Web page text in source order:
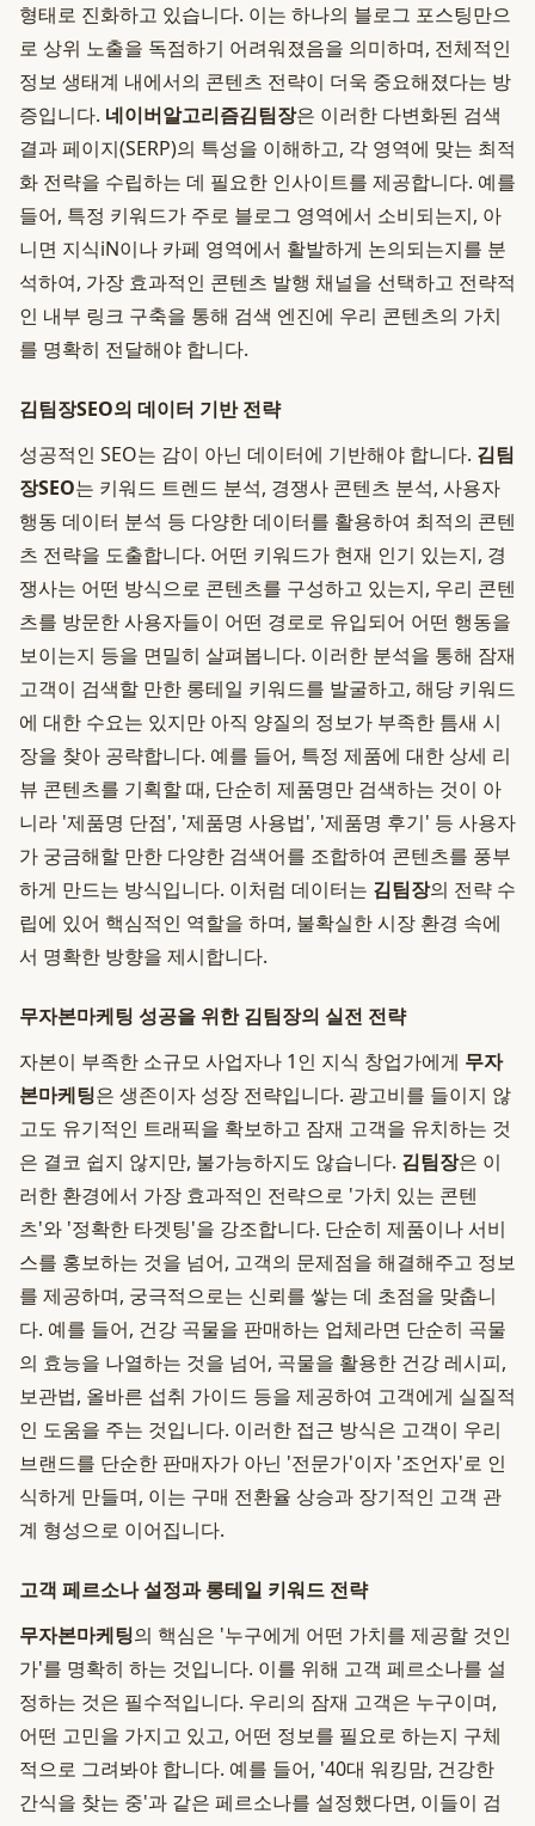
형태로 진화하고 있습니다. 이는 하나의 블로그 포스팅만으
로 상위 노출을 독점하기 어려워졌음을 의미하며, 전체적인
정보 생태계 내에서의 콘텐츠 전략이 더욱 중요해졌다는 방
증입니다. 네이버알고리즘김팀장은 이러한 다변화된 검색
결과 페이지(SERP)의 특성을 이해하고, 각 영역에 맞는 최적
화 전략을 수립하는 데 필요한 인사이트를 제공합니다. 예를
들어, 특정 키워드가 주로 블로그 영역에서 소비되는지, 아
니면 지식iN이나 카페 영역에서 활발하게 논의되는지를 분
석하여, 가장 효과적인 콘텐츠 발행 채널을 선택하고 전략적
인 내부 링크 구축을 통해 검색 엔진에 우리 콘텐츠의 가치
를 명확히 전달해야 합니다.
김팀장SEO의 데이터 기반 전략
성공적인 SEO는 감이 아닌 데이터에 기반해야 합니다. 김팀
장SEO는 키워드 트렌드 분석, 경쟁사 콘텐츠 분석, 사용자
행동 데이터 분석 등 다양한 데이터를 활용하여 최적의 콘텐
츠 전략을 도출합니다. 어떤 키워드가 현재 인기 있는지, 경
쟁사는 어떤 방식으로 콘텐츠를 구성하고 있는지, 우리 콘텐
츠를 방문한 사용자들이 어떤 경로로 유입되어 어떤 행동을
보이는지 등을 면밀히 살펴봅니다. 이러한 분석을 통해 잠재
고객이 검색할 만한 롱테일 키워드를 발굴하고, 해당 키워드
에 대한 수요는 있지만 아직 양질의 정보가 부족한 틈새 시
장을 찾아 공략합니다. 예를 들어, 특정 제품에 대한 상세 리
뷰 콘텐츠를 기획할 때, 단순히 제품명만 검색하는 것이 아
니라 '제품명 단점', '제품명 사용법', '제품명 후기' 등 사용자
가 궁금해할 만한 다양한 검색어를 조합하여 콘텐츠를 풍부
하게 만드는 방식입니다. 이처럼 데이터는 김팀장의 전략 수
립에 있어 핵심적인 역할을 하며, 불확실한 시장 환경 속에
서 명확한 방향을 제시합니다.
무자본마케팅 성공을 위한 김팀장의 실전 전략
자본이 부족한 소규모 사업자나 1인 지식 창업가에게 무자
본마케팅은 생존이자 성장 전략입니다. 광고비를 들이지 않
고도 유기적인 트래픽을 확보하고 잠재 고객을 유치하는 것
은 결코 쉽지 않지만, 불가능하지도 않습니다. 김팀장은 이
러한 환경에서 가장 효과적인 전략으로 '가치 있는 콘텐
츠'와 '정확한 타겟팅'을 강조합니다. 단순히 제품이나 서비
스를 홍보하는 것을 넘어, 고객의 문제점을 해결해주고 정보
를 제공하며, 궁극적으로는 신뢰를 쌓는 데 초점을 맞춥니
다. 예를 들어, 건강 곡물을 판매하는 업체라면 단순히 곡물
의 효능을 나열하는 것을 넘어, 곡물을 활용한 건강 레시피,
보관법, 올바른 섭취 가이드 등을 제공하여 고객에게 실질적
인 도움을 주는 것입니다. 이러한 접근 방식은 고객이 우리
브랜드를 단순한 판매자가 아닌 '전문가'이자 '조언자'로 인
식하게 만들며, 이는 구매 전환율 상승과 장기적인 고객 관
계 형성으로 이어집니다.
고객 페르소나 설정과 롱테일 키워드 전략
무자본마케팅의 핵심은 '누구에게 어떤 가치를 제공할 것인
가'를 명확히 하는 것입니다. 이를 위해 고객 페르소나를 설
정하는 것은 필수적입니다. 우리의 잠재 고객은 누구이며,
어떤 고민을 가지고 있고, 어떤 정보를 필요로 하는지 구체
적으로 그려봐야 합니다. 예를 들어, '40대 워킹맘, 건강한
간식을 찾는 중'과 같은 페르소나를 설정했다면, 이들이 검